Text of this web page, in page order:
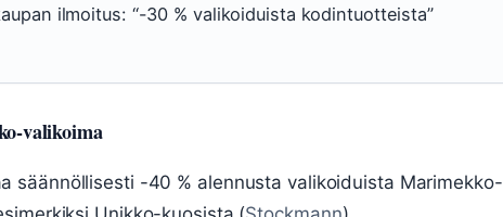
ilmoitus: “-30 % valikoiduista kodintuotteista”
valikoima
säännöllisesti -40 % alennusta valikoiduista Marimekko-